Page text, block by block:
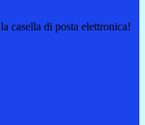
casella di posta elettronica!